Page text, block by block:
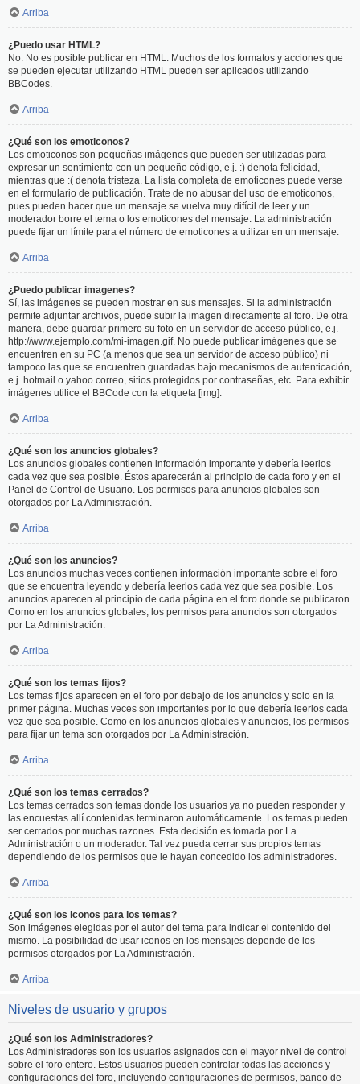
Arriba
¿Puedo usar HTML?
No. No es posible publicar en HTML. Muchos de los formatos y acciones que
se pueden ejecutar utilizando HTML pueden ser aplicados utilizando
BBCodes.
Arriba
¿Qué son los emoticonos?
Los emoticonos son pequeñas imágenes que pueden ser utilizadas para
expresar un sentimiento con un pequeño código, e.j. :) denota felicidad,
mientras que :( denota tristeza. La lista completa de emoticones puede verse
en el formulario de publicación. Trate de no abusar del uso de emoticonos,
pues pueden hacer que un mensaje se vuelva muy difícil de leer y un
moderador borre el tema o los emoticones del mensaje. La administración
puede fijar un límite para el número de emoticones a utilizar en un mensaje.
Arriba
¿Puedo publicar imagenes?
Sí, las imágenes se pueden mostrar en sus mensajes. Si la administración
permite adjuntar archivos, puede subir la imagen directamente al foro. De otra
manera, debe guardar primero su foto en un servidor de acceso público, e.j.
http://www.ejemplo.com/mi-imagen.gif. No puede publicar imágenes que se
encuentren en su PC (a menos que sea un servidor de acceso público) ni
tampoco las que se encuentren guardadas bajo mecanismos de autenticación,
e.j. hotmail o yahoo correo, sitios protegidos por contraseñas, etc. Para exhibir
imágenes utilice el BBCode con la etiqueta [img].
Arriba
¿Qué son los anuncios globales?
Los anuncios globales contienen información importante y debería leerlos
cada vez que sea posible. Éstos aparecerán al principio de cada foro y en el
Panel de Control de Usuario. Los permisos para anuncios globales son
otorgados por La Administración.
Arriba
¿Qué son los anuncios?
Los anuncios muchas veces contienen información importante sobre el foro
que se encuentra leyendo y debería leerlos cada vez que sea posible. Los
anuncios aparecen al principio de cada página en el foro donde se publicaron.
Como en los anuncios globales, los permisos para anuncios son otorgados
por La Administración.
Arriba
¿Qué son los temas fijos?
Los temas fijos aparecen en el foro por debajo de los anuncios y solo en la
primer página. Muchas veces son importantes por lo que debería leerlos cada
vez que sea posible. Como en los anuncios globales y anuncios, los permisos
para fijar un tema son otorgados por La Administración.
Arriba
¿Qué son los temas cerrados?
Los temas cerrados son temas donde los usuarios ya no pueden responder y
las encuestas allí contenidas terminaron automáticamente. Los temas pueden
ser cerrados por muchas razones. Esta decisión es tomada por La
Administración o un moderador. Tal vez pueda cerrar sus propios temas
dependiendo de los permisos que le hayan concedido los administradores.
Arriba
¿Qué son los iconos para los temas?
Son imágenes elegidas por el autor del tema para indicar el contenido del
mismo. La posibilidad de usar iconos en los mensajes depende de los
permisos otorgados por La Administración.
Arriba
Niveles de usuario y grupos
¿Qué son los Administradores?
Los Administradores son los usuarios asignados con el mayor nivel de control
sobre el foro entero. Estos usuarios pueden controlar todas las acciones y
configuraciones del foro, incluyendo configuraciones de permisos, baneo de